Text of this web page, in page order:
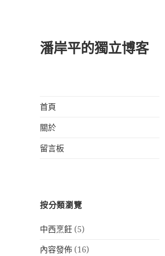
潘岸平的獨立博客
首頁
關於
留言板
按分類瀏覽
中西烹飪 (5)
內容發佈 (16)